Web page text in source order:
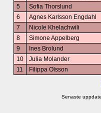
5
Sofia Thorslund
6
Agnes Karlsson Engdahl
7
Nicole Khelachwili
8
Simone Appelberg
9
Ines Brolund
10
Julia Molander
11
Filippa Olsson
Senaste